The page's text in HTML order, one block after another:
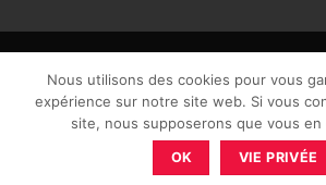
CGU| Vie privée| TVA : BE0840965749 |
Nous utilisons des cookies pour vous
expérience sur notre site web. Si vous
site, nous supposerons que vous
OK VIE PRIVÉE